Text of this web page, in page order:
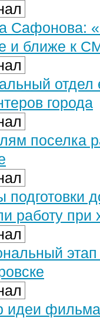
Сафонова:
и ближе к
отдел
города
поселка
подготовки
работу при
идеи